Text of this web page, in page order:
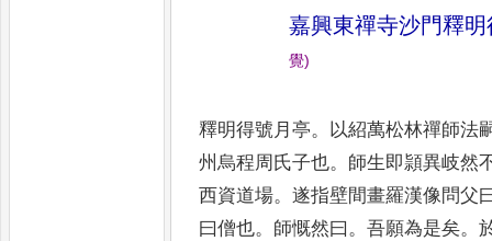
嘉興東禪寺沙門釋明
覺)
釋明得號月亭。 以紹萬松林禪師法
州烏程周氏子也。 師生即頴異岐然
西資道場。遂指壁間畫羅漢像問父
曰僧也。 師慨然曰。吾願為是矣。